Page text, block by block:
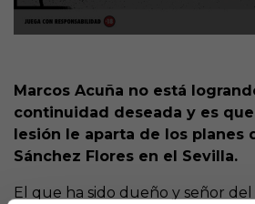
Marcos Acuña no está
continuidad deseada y es
lesión le aparta de los planes
Sánchez Flores en el Sevilla.
El que ha sido dueño y señor